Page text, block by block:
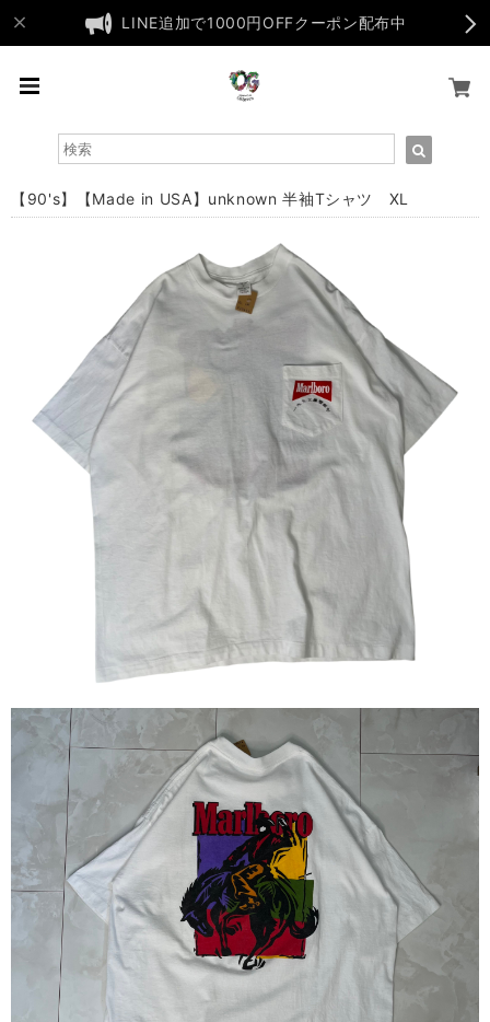
LINE追加で1000円OFFクーポン配布中
【90's】【Made in USA】unknown 半袖Tシャツ XL